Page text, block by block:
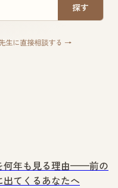
探す
生に直接相談する →
何年も見る理由——前の
てくるあなたへ